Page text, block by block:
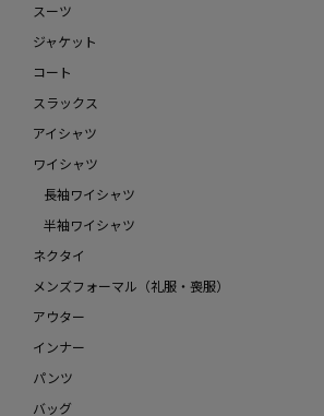
スーツ
ジャケット
コート
スラックス
アイシャツ
ワイシャツ
長袖ワイシャツ
半袖ワイシャツ
ネクタイ
メンズフォーマル（礼服・喪服）
アウター
インナー
パンツ
バッグ